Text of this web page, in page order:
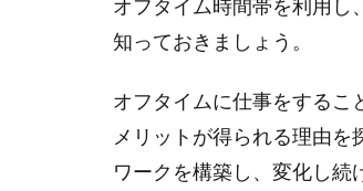
オフタイム時間帯を利用し
知っておきましょう。
オフタイムに仕事をするこ
メリットが得られる理由を
ワークを構築し、変化し